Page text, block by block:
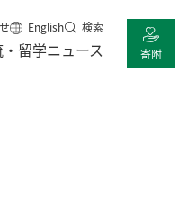
留学ニュース
English
寄附
検索